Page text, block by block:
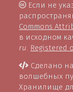
Если не
Commons
в исходном
ru. Registered
Сделано на
волшебных
Хранилище